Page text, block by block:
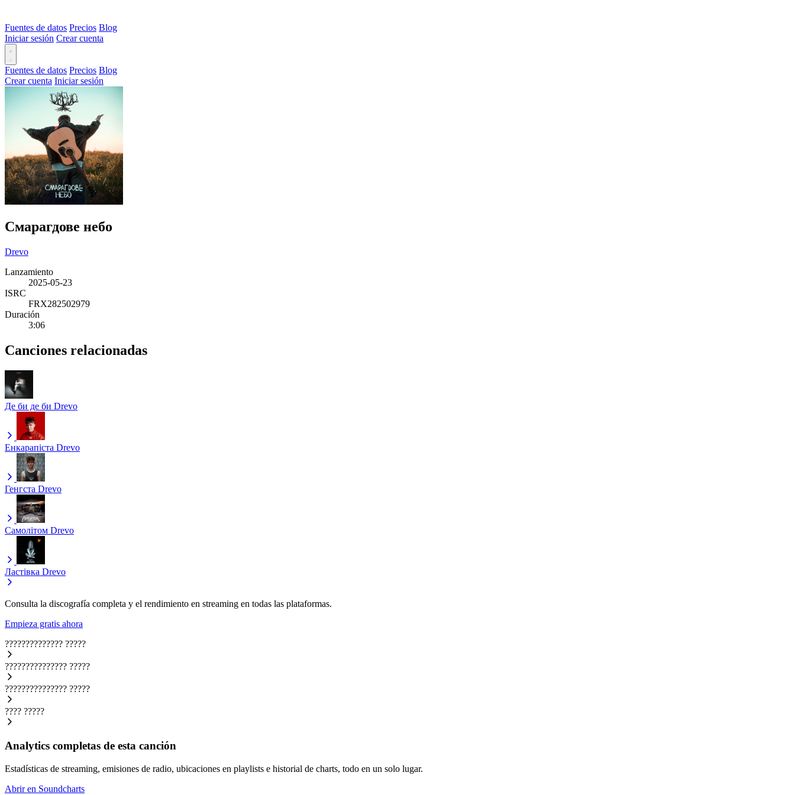
Fuentes de datos Precios Blog
Iniciar sesión Crear cuenta
Fuentes de datos Precios Blog
Crear cuenta Iniciar sesión
Смарагдове небо
Drevo
Lanzamiento
2025-05-23
ISRC
FRX282502979
Duración
3:06
Canciones relacionadas
Де би де би Drevo
Енкарапіста Drevo
Генгста Drevo
Самолітом Drevo
Ластівка Drevo
Consulta la discografía completa y el rendimiento en streaming en todas las plataformas.
Empieza gratis ahora
?????????????? ?????
??????????????? ?????
??????????????? ?????
???? ?????
Analytics completas de esta canción
Estadísticas de streaming, emisiones de radio, ubicaciones en playlists e historial de charts, todo en un solo lugar.
Abrir en Soundcharts